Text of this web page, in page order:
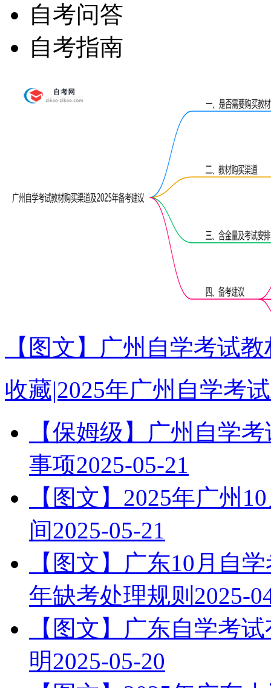
自考问答
自考指南
【图文】广州自学考试
收藏|2025年广州自学考
【保姆级】广州自学
事项2025-05-21
【图文】2025年广州
间2025-05-21
【图文】广东10月自
年缺考处理规则 2025-
【图文】广东自学考
明2025-05-20